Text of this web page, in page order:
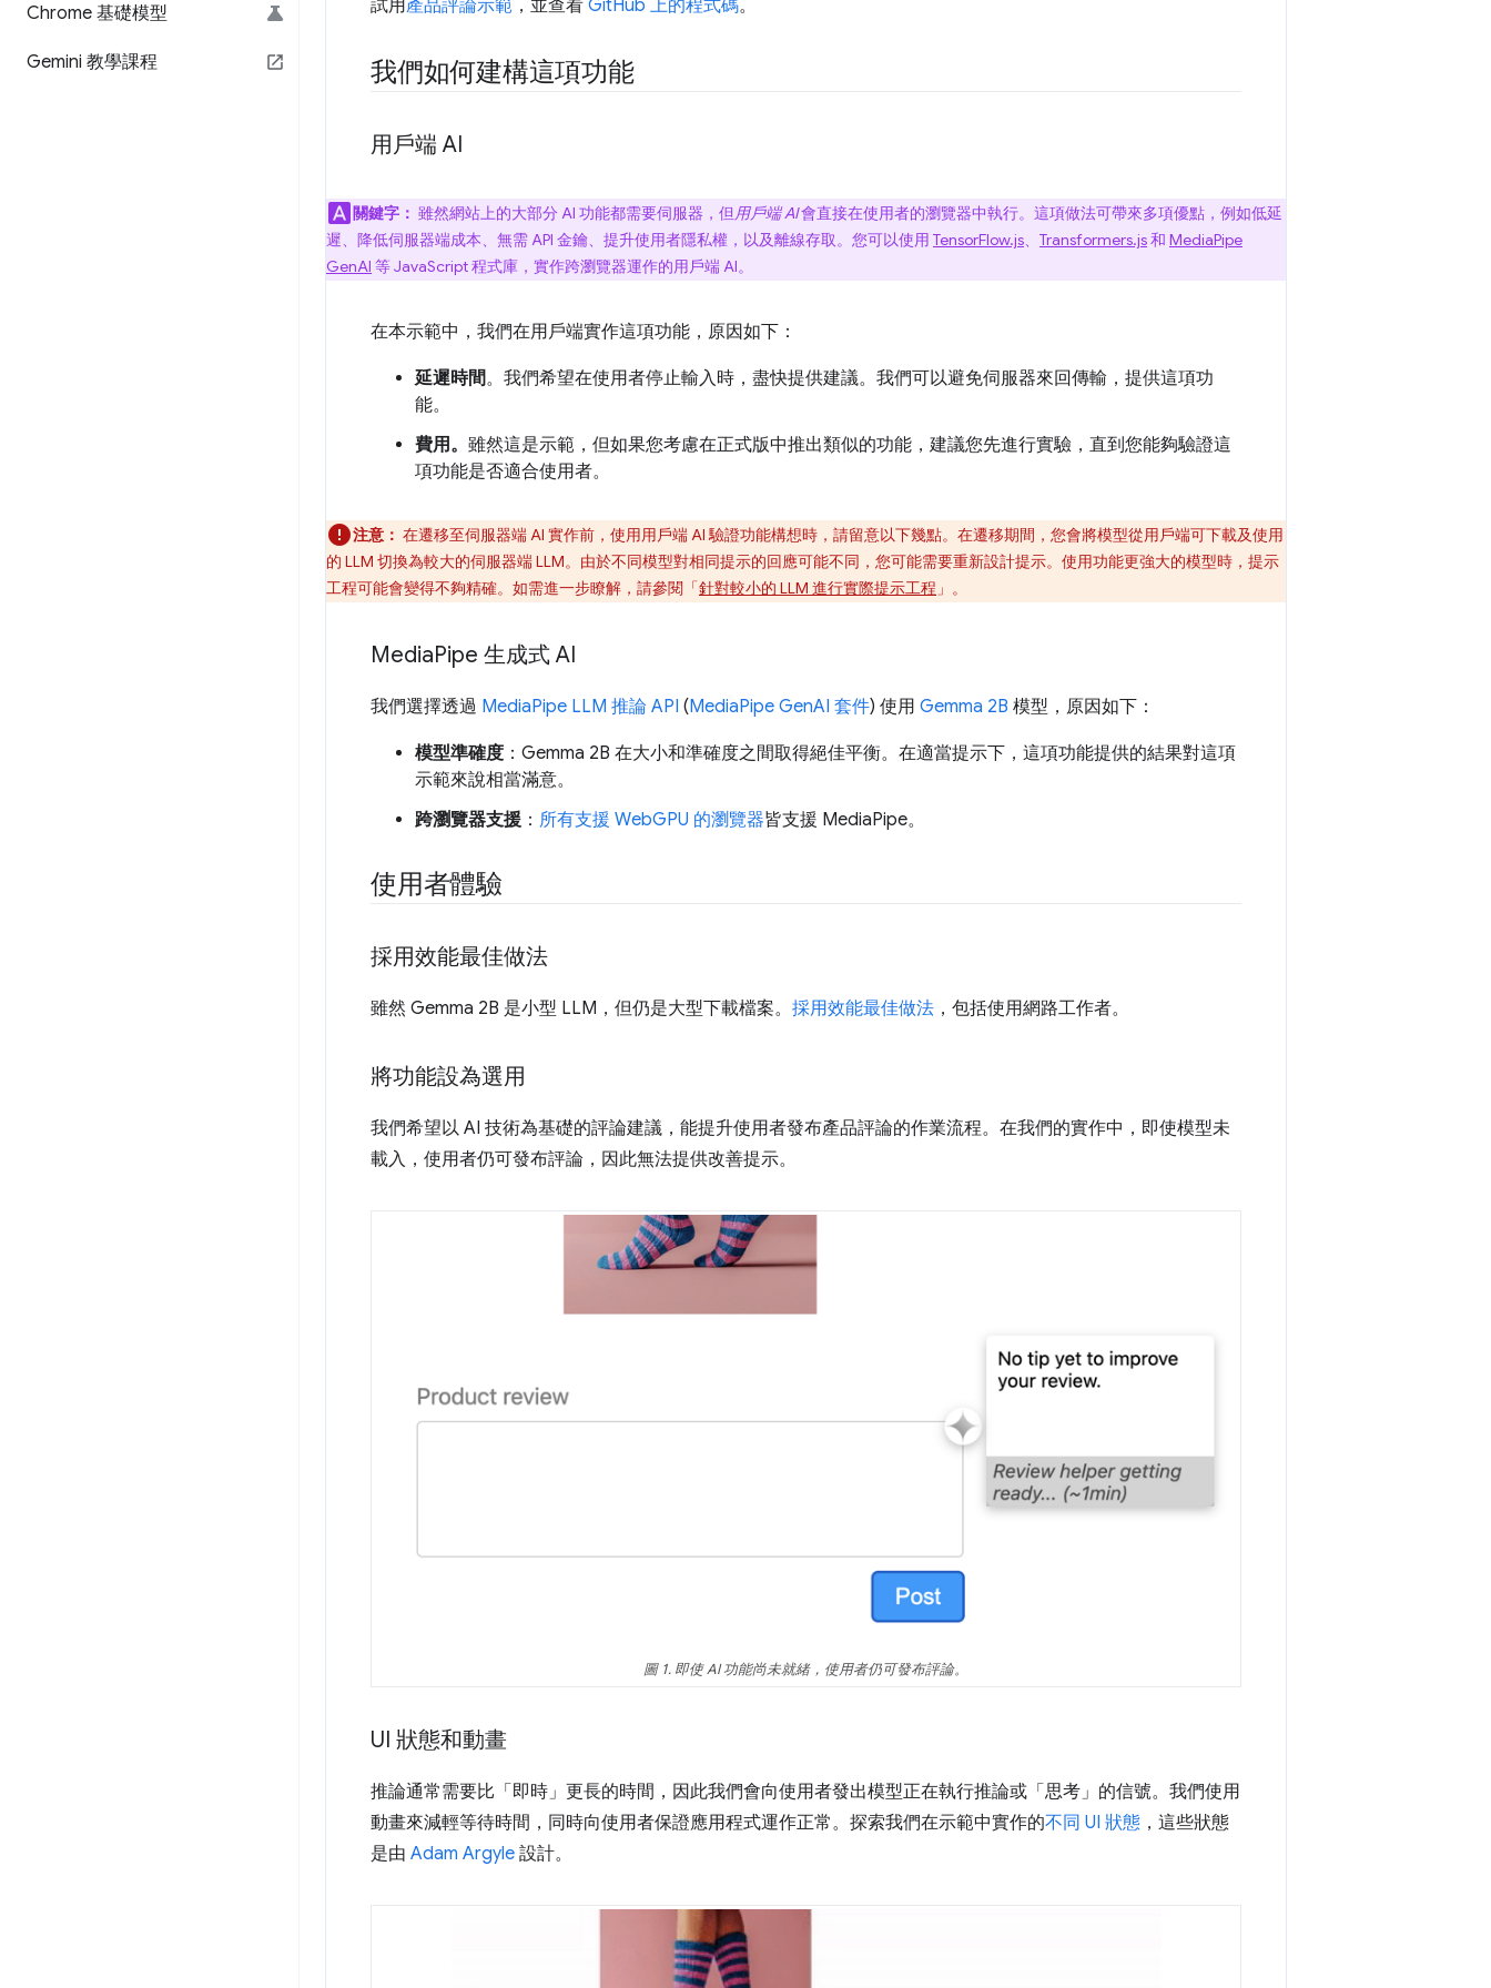
Chrome 基礎模型
Gemini 教學課程
試用 產品評論示範 ，並查看 GitHub 上的程式碼。
我們如何建構這項功能
用戶端 AI
關鍵字： 雖然網站上的大部分 AI 功能都需要伺服器，但用戶端 AI會直接在使用者的瀏覽器中執行。這項做法可帶來多項優點，例如低延
遲、降低伺服器端成本、無需 API 金鑰、提升使用者隱私權，以及離線存取。您可以使用 TensorFlow.js、 Transformers.js和 MediaPipe
GenAI 等 JavaScript 程式庫，實作跨瀏覽器運作的用戶端 AI。
在本示範中，我們在用戶端實作這項功能，原因如下：
延遲時間。我們希望在使用者停止輸入時，盡快提供建議。我們可以避免伺服器來回傳輸，提供這項功
能。
費用。 雖然這是示範，但如果您考慮在正式版中推出類似的功能，建議您先進行實驗，直到您能夠驗證這
項功能是否適合使用者。
注意： 在遷移至伺服器端 AI 實作前，使用用戶端 AI 驗證功能構想時，請留意以下幾點。在遷移期間，您會將模型從用戶端可下載及使用
的 LLM 切換為較大的伺服器端 LLM。由於不同模型對相同提示的回應可能不同，您可能需要重新設計提示。使用功能更強大的模型時，提示
工程可能會變得不夠精確。如需進一步瞭解，請參閱「針對較小的 LLM 進行實際提示工程 」。
MediaPipe 生成式 AI
我們選擇透過 MediaPipe LLM 推論 API (MediaPipe GenAI 套件) 使用 Gemma 2B 模型，原因如下：
模型準確度 ：Gemma 2B 在大小和準確度之間取得絕佳平衡。在適當提示下，這項功能提供的結果對這項
示範來說相當滿意。
跨瀏覽器支援 ： 所有支援 WebGPU 的瀏覽器皆支援 MediaPipe。
使用者體驗
採用效能最佳做法
雖然 Gemma 2B 是小型 LLM，但仍是大型下載檔案。 採用效能最佳做法 ，包括使用網路工作者。
將功能設為選用
我們希望以 AI 技術為基礎的評論建議，能提升使用者發布產品評論的作業流程。在我們的實作中，即使模型未
載入，使用者仍可發布評論，因此無法提供改善提示。
圖 1. 即使 AI 功能尚未就緒，使用者仍可發布評論。
UI 狀態和動畫
推論通常需要比「即時」 更長的時間，因此我們會向使用者發出模型正在執行推論或「思考」的信號。我們使用
動畫來減輕等待時間，同時向使用者保證應用程式運作正常。探索我們在示範中實作的不同 UI 狀態 ，這些狀態
是由 Adam Argyle 設計。